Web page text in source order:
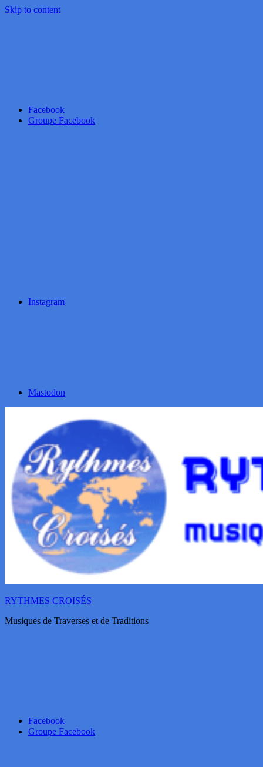
Skip to content
Facebook
Groupe Facebook
Instagram
Mastodon
RYTHMES CROISÉS
Musiques de Traverses et de Traditions
Facebook
Groupe Facebook